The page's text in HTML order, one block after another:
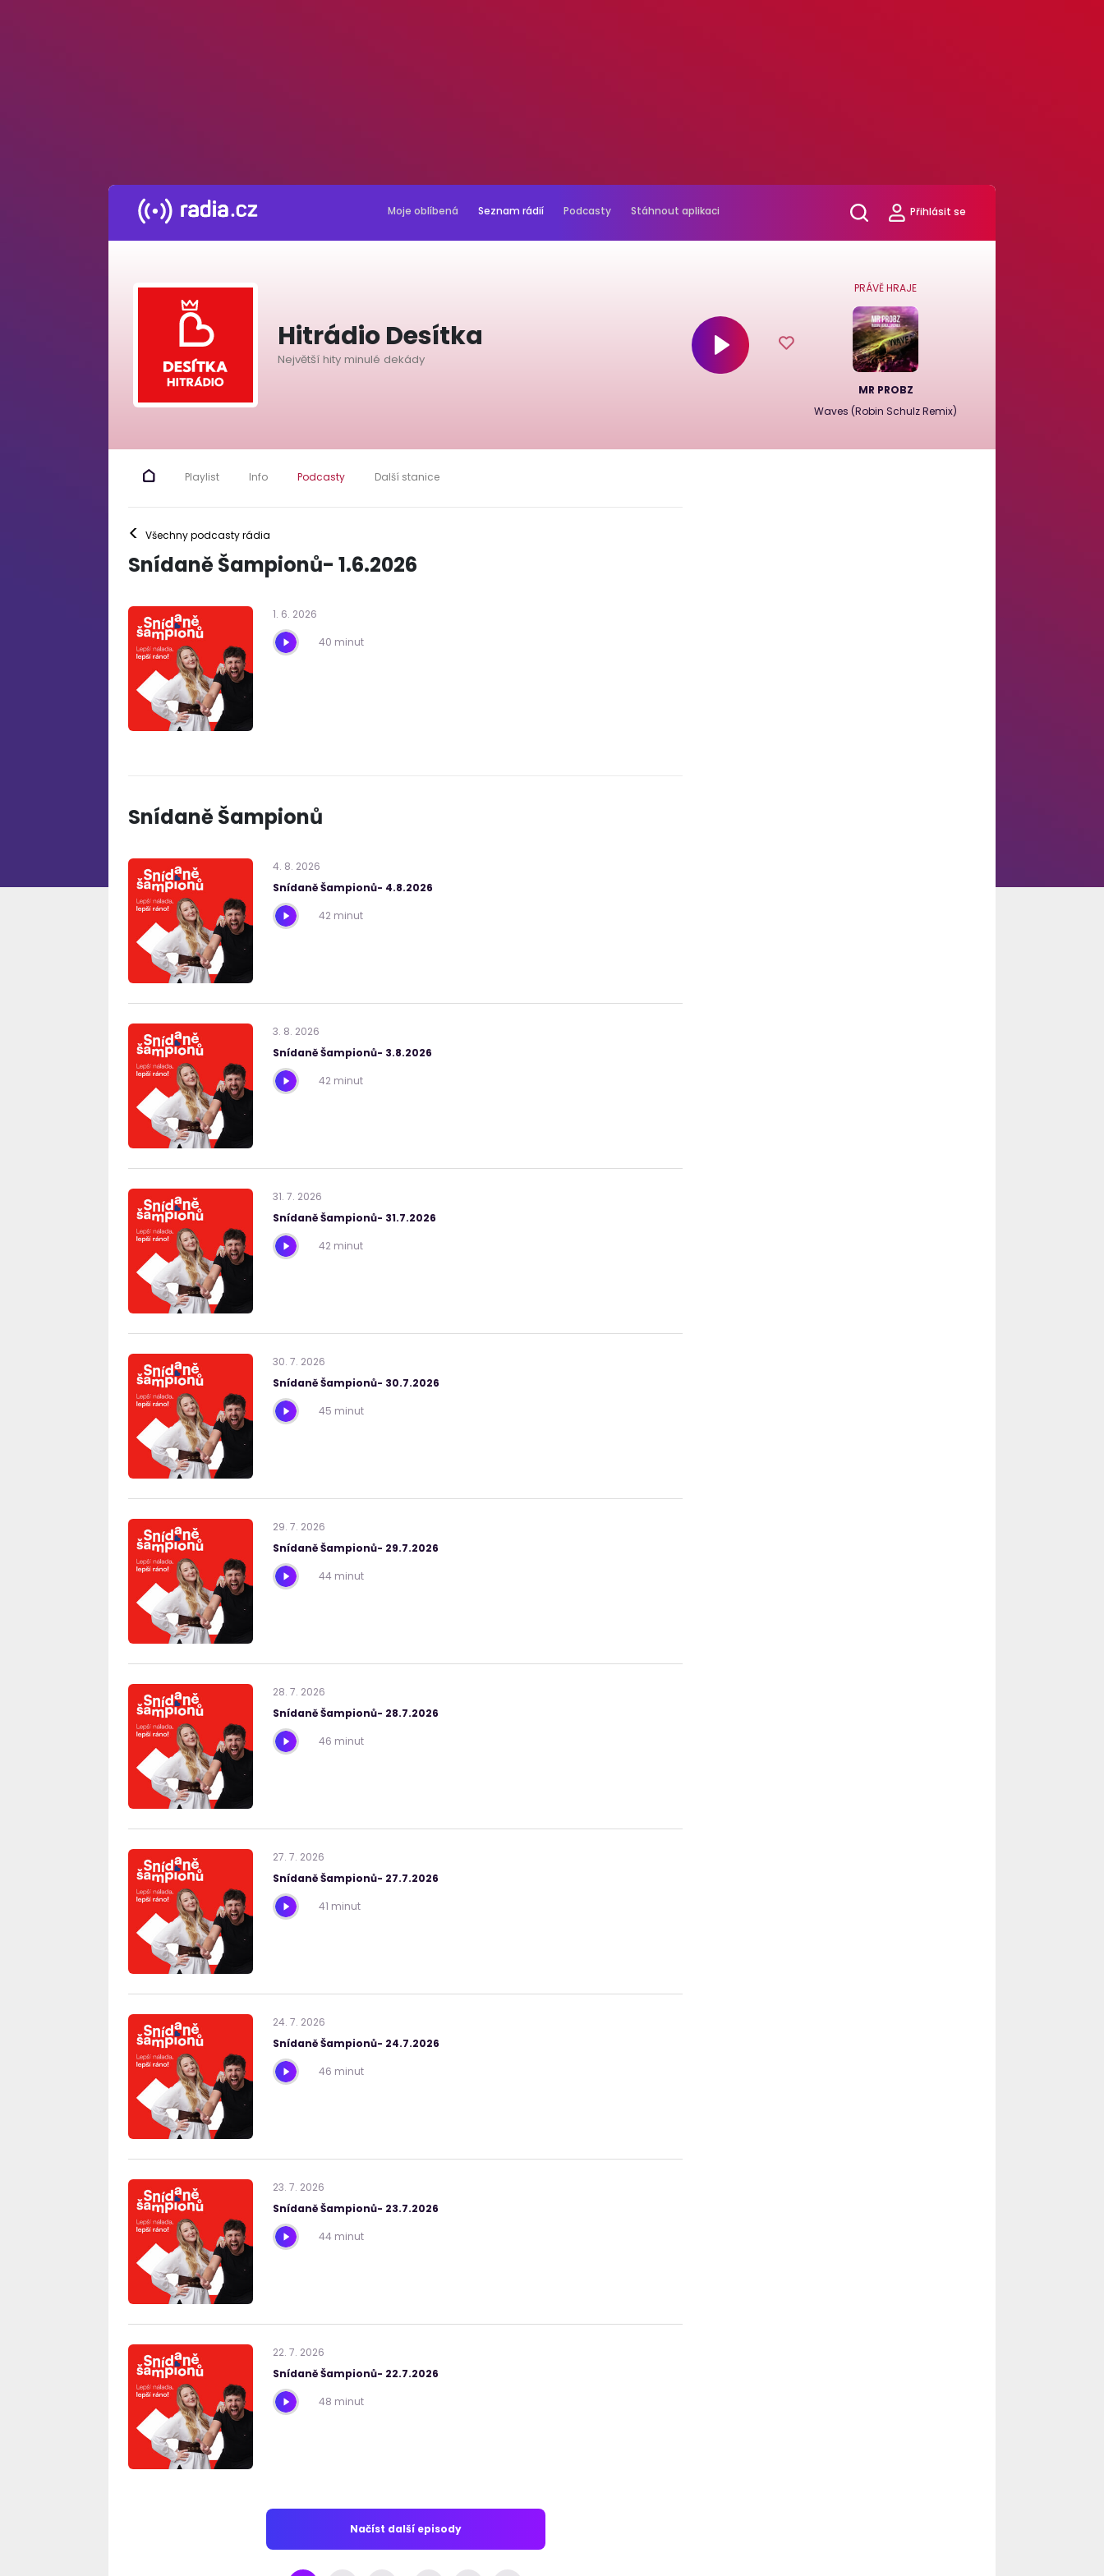
Moje oblíbená Seznam rádií Podcasty Stáhnout aplikaci Přihlásit se
Hitrádio Desítka
Největší hity minulé dekády
PRÁVĚ HRAJE
MR PROBZ
Waves (Robin Schulz Remix)
Playlist Info Podcasty Další stanice
< Všechny podcasty rádia
Snídaně Šampionů- 1.6.2026
1. 6. 2026
40 minut
Snídaně Šampionů
4. 8. 2026
Snídaně Šampionů- 4.8.2026
42 minut
3. 8. 2026
Snídaně Šampionů- 3.8.2026
42 minut
31. 7. 2026
Snídaně Šampionů- 31.7.2026
42 minut
30. 7. 2026
Snídaně Šampionů- 30.7.2026
45 minut
29. 7. 2026
Snídaně Šampionů- 29.7.2026
44 minut
28. 7. 2026
Snídaně Šampionů- 28.7.2026
46 minut
27. 7. 2026
Snídaně Šampionů- 27.7.2026
41 minut
24. 7. 2026
Snídaně Šampionů- 24.7.2026
46 minut
23. 7. 2026
Snídaně Šampionů- 23.7.2026
44 minut
22. 7. 2026
Snídaně Šampionů- 22.7.2026
48 minut
Načíst další episody